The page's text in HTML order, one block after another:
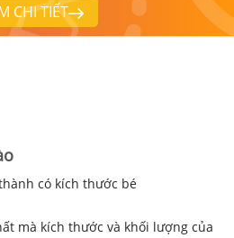
CHI TIẾT
có kích thước bé
mà kích thước và khối lượng của